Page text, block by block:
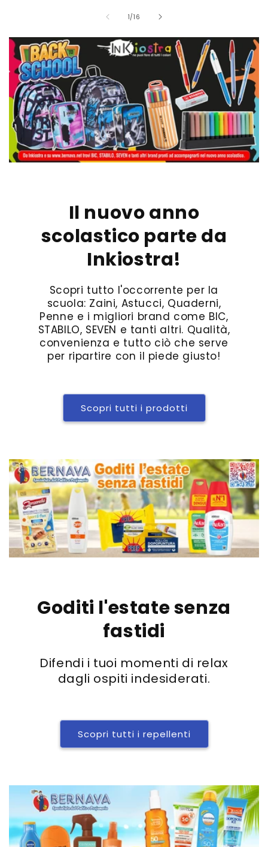
DefaultDefault
1/su
16
Il nuovo anno
scolastico parte da
Inkiostra!
Scopri tutto l'occorrente per la
scuola: Zaini, Astucci, Quaderni,
Penne e i migliori brand come BIC,
STABILO, SEVEN e tanti altri. Qualità,
convenienza e tutto ciò che serve
per ripartire con il piede giusto!
Scopri tutti i prodotti
Goditi l'estate senza
fastidi
Difendi i tuoi momenti di relax
dagli ospiti indesiderati.
Scopri tutti i repellenti